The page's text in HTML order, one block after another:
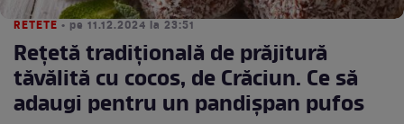
RETETE • pe 11.12.2024 la 23:51
Rețetă tradițională de prăjitură
tăvălită cu cocos, de Crăciun. Ce să
adaugi pentru un pandișpan pufos